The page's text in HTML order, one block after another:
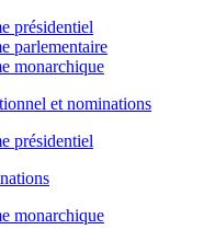
présidentiel
parlementaire
monarchique
et nominations
présidentiel
monarchique